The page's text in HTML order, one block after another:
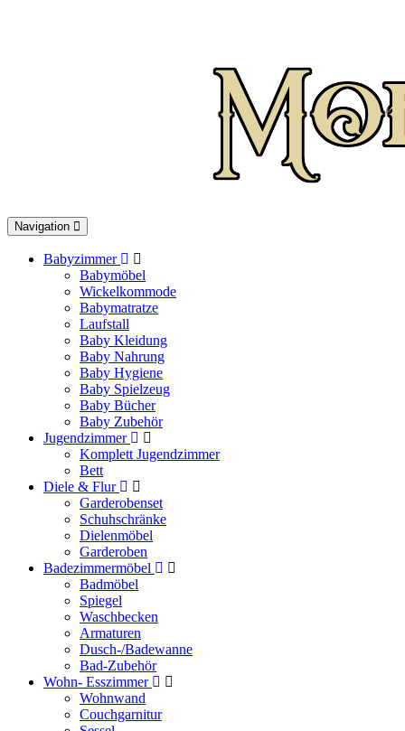
Toggle
navigation
Navigation
Babyzimmer
Babymöbel
Wickelkommode
Babymatratze
Laufstall
Baby Kleidung
Baby Nahrung
Baby Hygiene
Baby Spielzeug
Baby Bücher
Baby Zubehör
Jugendzimmer
Komplett Jugendzimmer
Bett
Diele & Flur
Garderobenset
Schuhschränke
Dielenmöbel
Garderoben
Badezimmermöbel
Badmöbel
Spiegel
Waschbecken
Armaturen
Dusch-/Badewanne
Bad-Zubehör
Wohn- Esszimmer
Wohnwand
Couchgarnitur